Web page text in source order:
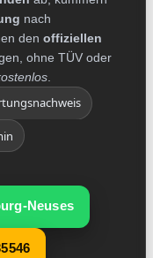
nach
den offiziellen
ohne TÜV oder
Neuses